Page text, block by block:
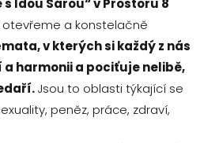
Idou Sárou“ v Prostoru 8
otevřeme a konstelačně
v kterých si každý z nás
a harmonii a pociťuje nelibě,
Jsou to oblasti týkající se
peněz, práce, zdraví,